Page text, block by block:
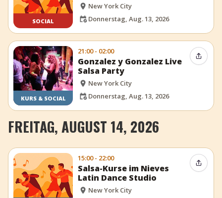
SOCIAL
New York City
Donnerstag, Aug. 13, 2026
KURS & SOCIAL
21:00 - 02:00
Gonzalez y Gonzalez Live
Salsa Party
New York City
Donnerstag, Aug. 13, 2026
Event
FREITAG, AUGUST 14, 2026
15:00 - 22:00
Salsa-Kurse im Nieves
Latin Dance Studio
New York City
Event